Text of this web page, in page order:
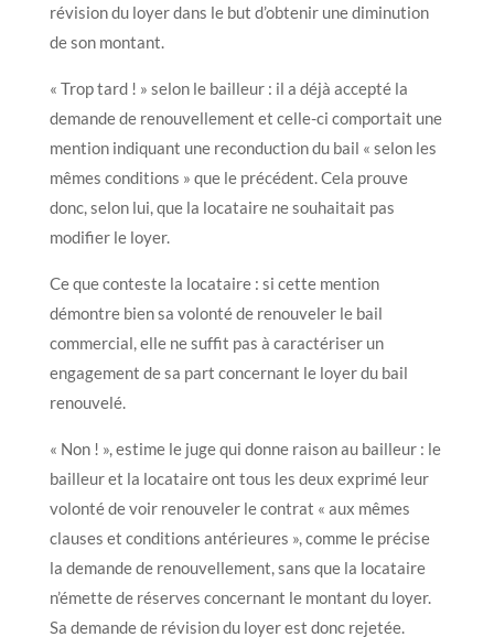
révision du loyer dans le but d’obtenir une diminution
de son montant.
« Trop tard ! » selon le bailleur : il a déjà accepté la
demande de renouvellement et celle-ci comportait une
mention indiquant une reconduction du bail « selon les
mêmes conditions » que le précédent. Cela prouve
donc, selon lui, que la locataire ne souhaitait pas
modifier le loyer.
Ce que conteste la locataire : si cette mention
démontre bien sa volonté de renouveler le bail
commercial, elle ne suffit pas à caractériser un
engagement de sa part concernant le loyer du bail
renouvelé.
« Non ! », estime le juge qui donne raison au bailleur : le
bailleur et la locataire ont tous les deux exprimé leur
volonté de voir renouveler le contrat « aux mêmes
clauses et conditions antérieures », comme le précise
la demande de renouvellement, sans que la locataire
n’émette de réserves concernant le montant du loyer.
Sa demande de révision du loyer est donc rejetée.